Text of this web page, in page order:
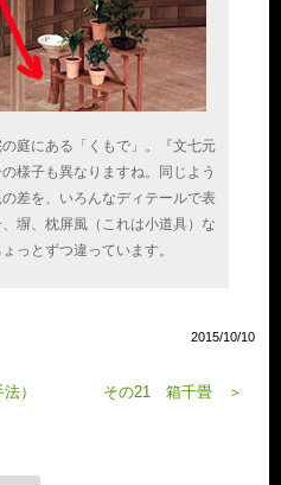
の庭にある「くもで」。『文七元
様子も異なりますね。同じよう
差を、いろんなディテールで表
塀、枕屏風（これは小道具）な
っとずつ違っています。
2015/10/10
） その21 箱千畳 ＞